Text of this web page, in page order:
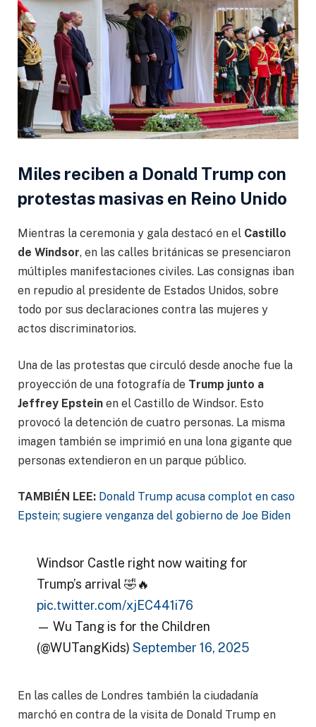
Miles reciben a Donald Trump con
protestas masivas en Reino Unido
Mientras la ceremonia y gala destacó en el Castillo
de Windsor, en las calles británicas se presenciaron
múltiples manifestaciones civiles. Las consignas iban
en repudio al presidente de Estados Unidos, sobre
todo por sus declaraciones contra las mujeres y
actos discriminatorios.
Una de las protestas que circuló desde anoche fue la
proyección de una fotografía de Trump junto a
Jeffrey Epstein en el Castillo de Windsor. Esto
provocó la detención de cuatro personas. La misma
imagen también se imprimió en una lona gigante que
personas extendieron en un parque público.
TAMBIÉN LEE: Donald Trump acusa complot en caso
Epstein; sugiere venganza del gobierno de Joe Biden
Windsor Castle right now waiting for
Trump’s arrival 🤣🔥
pic.twitter.com/xjEC441i76
— Wu Tang is for the Children
(@WUTangKids) September 16, 2025
En las calles de Londres también la ciudadanía
marchó en contra de la visita de Donald Trump en